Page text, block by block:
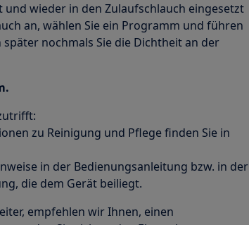
und wieder in den Zulaufschlauch eingesetzt
an, wählen Sie ein Programm und führen
nochmals Sie die Dichtheit an der
zu Reinigung und Pflege finden Sie in
in der Bedienungsanleitung bzw. in der
die dem Gerät beiliegt.
empfehlen wir Ihnen, einen